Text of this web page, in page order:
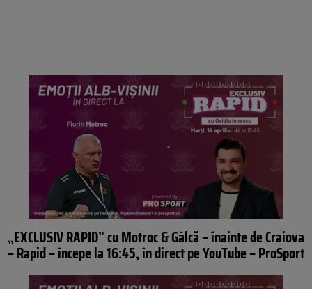
„EXCLUSIV RAPID” cu Motroc & Gâlcă – înainte de Craiova
– Rapid – începe la 16:45, în direct pe YouTube – ProSport